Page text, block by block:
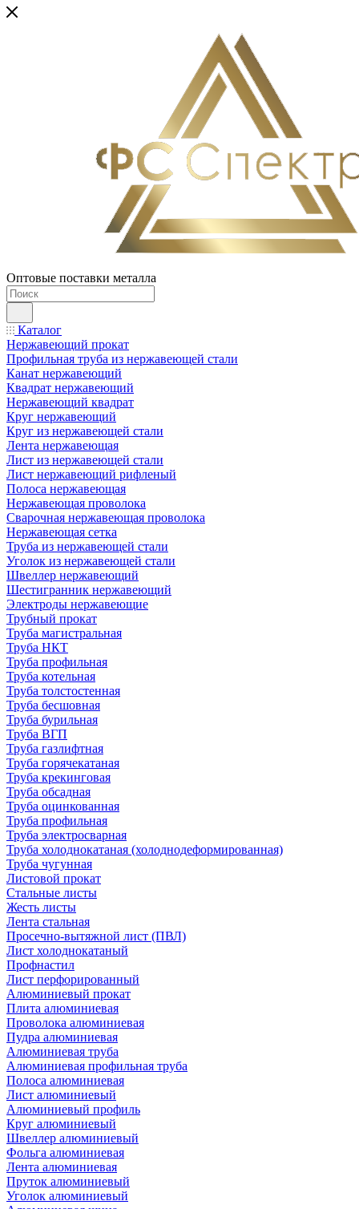
Оптовые поставки металла
Каталог
Нержавеющий прокат
Профильная труба из нержавеющей стали
Канат нержавеющий
Квадрат нержавеющий
Нержавеющий квадрат
Круг нержавеющий
Круг из нержавеющей стали
Лента нержавеющая
Лист из нержавеющей стали
Лист нержавеющий рифленый
Полоса нержавеющая
Нержавеющая проволока
Сварочная нержавеющая проволока
Нержавеющая сетка
Труба из нержавеющей стали
Уголок из нержавеющей стали
Швеллер нержавеющий
Шестигранник нержавеющий
Электроды нержавеющие
Трубный прокат
Труба магистральная
Труба НКТ
Труба профильная
Труба котельная
Труба толстостенная
Труба бесшовная
Труба бурильная
Труба ВГП
Труба газлифтная
Труба горячекатаная
Труба крекинговая
Труба обсадная
Труба оцинкованная
Труба профильная
Труба электросварная
Труба холоднокатаная (холоднодеформированная)
Труба чугунная
Листовой прокат
Стальные листы
Жесть листы
Лента стальная
Просечно-вытяжной лист (ПВЛ)
Лист холоднокатаный
Профнастил
Лист перфорированный
Алюминиевый прокат
Плита алюминиевая
Проволока алюминиевая
Пудра алюминиевая
Алюминиевая труба
Алюминиевая профильная труба
Полоса алюминиевая
Лист алюминиевый
Алюминиевый профиль
Круг алюминиевый
Швеллер алюминиевый
Фольга алюминиевая
Лента алюминиевая
Пруток алюминиевый
Уголок алюминиевый